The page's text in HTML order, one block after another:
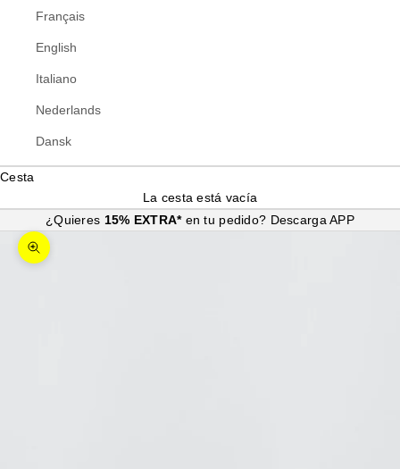
Français
English
Italiano
Nederlands
Dansk
Cesta
La cesta está vacía
¿Quieres 15% EXTRA* en tu pedido? Descarga APP
Zoom